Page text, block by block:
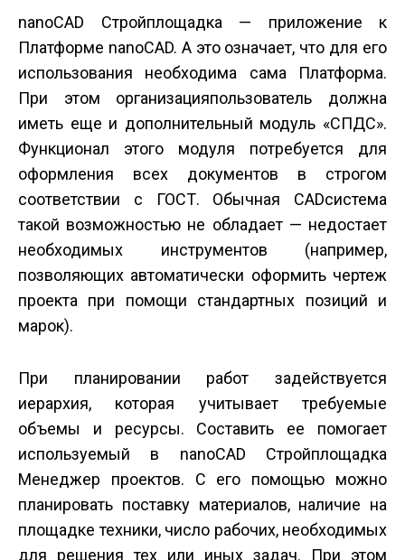
nanoCAD Стройплощадка — приложение к
Платформе nanoCAD. А это означает, что для его
использования необходима сама Платформа.
При этом организация­пользователь должна
иметь еще и дополнительный модуль «СПДС».
Функционал этого модуля потребуется для
оформления всех документов в строгом
соответствии с ГОСТ. Обычная CAD­система
такой возможностью не обладает — недостает
необходимых инструментов (например,
позволяющих автоматически оформить чертеж
проекта при помощи стандартных позиций и
марок).
При планировании работ задействуется
иерархия, которая учитывает требуемые
объемы и ресурсы. Составить ее помогает
используемый в nanoCAD Стройплощадка
Менеджер проектов. С его помощью можно
планировать поставку материалов, наличие на
площадке техники, число рабочих, необходимых
для решения тех или иных задач. При этом